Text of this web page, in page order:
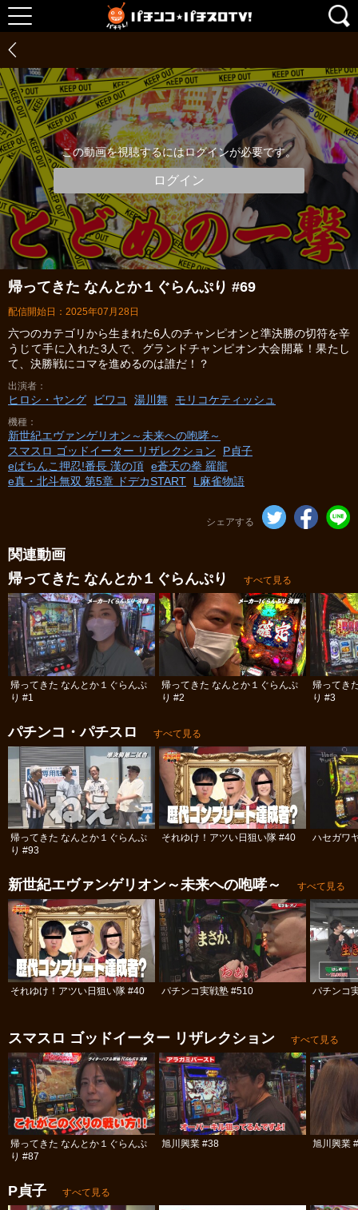
この動画を視聴するにはログインが必要です。
ログイン
帰ってきた なんとか１ぐらんぷり #69
配信開始日：2025年07月28日
六つのカテゴリから生まれた6人のチャンピオンと準決勝の切符を辛
うじて手に入れた3人で、グランドチャンピオン大会開幕！果たし
て、決勝戦にコマを進めるのは誰だ！？
出演者
ヒロシ・ヤング ビワコ 湯川舞 モリコケティッシュ
機種
新世紀エヴァンゲリオン～未来への咆哮～
スマスロ ゴッドイーター リザレクション
P貞子
eぱちんこ押忍!番長 漢の頂 e蒼天の拳 羅龍
e真・北斗無双 第5章 ドデカSTART
L麻雀物語
シェアする
関連動画
帰ってきた なんとか１ぐらんぷり
すべて見る
帰ってきた なんとか１ぐらんぷ
り #1
帰ってきた なんとか１ぐらんぷ
り #2
帰ってき
り #3
パチンコ・パチスロ すべて見る
帰ってきた なんとか１ぐらんぷ
り #93
それゆけ！アツい日狙い隊 #40 ハセガワ
新世紀エヴァンゲリオン～未来への咆哮～ すべて見る
それゆけ！アツい日狙い隊 #40 パチンコ実戦塾 #510 パチンコ
スマスロ ゴッドイーター リザレクション すべて見る
帰ってきた なんとか１ぐらんぷ
り #87
旭川興業 #38 旭川興業
P貞子 すべて見る